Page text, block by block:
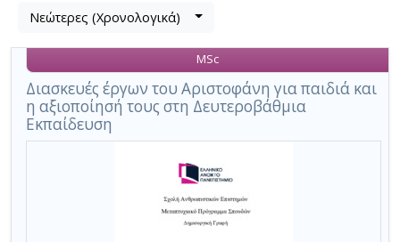
Βρέθηκε
αποτέλεσμα
,
σύνολο
σελίδων
Λίστα
τα
αποτελέσματα
αναζήτησης:
Νεώτερες (Χρονολογικά)
Διασκευές έργων του Αριστοφάνη για παιδιά και
η αξιοποίησή τους στη Δευτεροβάθμια
Εκπαίδευση
MSc